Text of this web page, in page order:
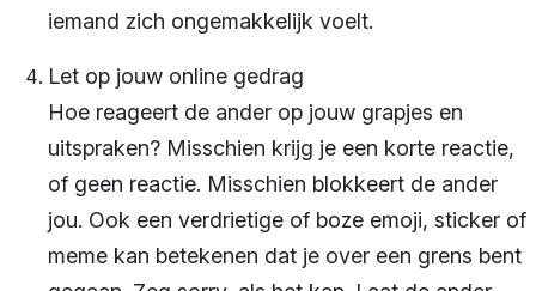
iemand zich ongemakkelijk voelt.
Let op jouw online gedrag
Hoe reageert de ander op jouw grapjes en
uitspraken? Misschien krijg je een korte reactie,
of geen reactie. Misschien blokkeert de ander
jou. Ook een verdrietige of boze emoji, sticker of
meme kan betekenen dat je over een grens bent